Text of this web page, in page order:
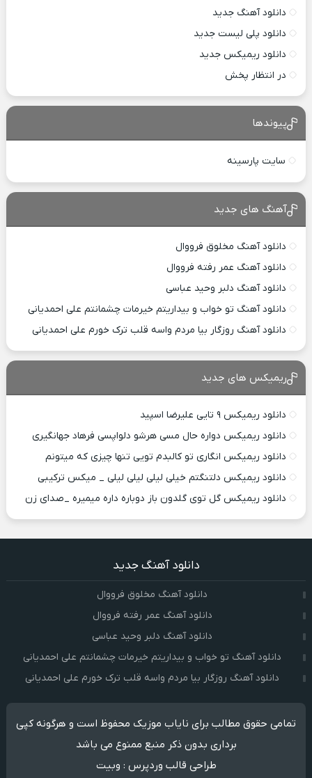
دانلود آهنگ جدید
دانلود پلی لیست جدید
دانلود ریمیکس جدید
در انتظار پخش
پیوندها
سایت پارسینه
آهنگ های جدید
دانلود آهنگ مخلوق فرووال
دانلود آهنگ عمر رفته فرووال
دانلود آهنگ دلبر وحید عباسی
دانلود آهنگ تو خواب و بیداریتم خیرمات چشمانتم علی احمدیانی
دانلود آهنگ روزگار بیا مردم واسه قلب ترک خورم علی احمدیانی
ریمیکس های جدید
دانلود ریمیکس ۹ تایی علیرضا اسپید
دانلود ریمیکس دواره حال مسی هرشو دلواپسی فرهاد جهانگیری
دانلود ریمیکس انگاری تو کالبدم تویی تنها چیزی که میتونم
دانلود ریمیکس دلتنگتم خیلی لیلی لیلی لیلی _ میکس ترکیبی
دانلود ریمیکس گل توی گلدون باز دوباره داره میمیره _صدای زن
دانلود آهنگ جدید
دانلود آهنگ مخلوق فرووال
دانلود آهنگ عمر رفته فرووال
دانلود آهنگ دلبر وحید عباسی
دانلود آهنگ تو خواب و بیداریتم خیرمات چشمانتم علی احمدیانی
دانلود آهنگ روزگار بیا مردم واسه قلب ترک خورم علی احمدیانی
تمامی حقوق مطالب برای نایاب موزیک محفوظ است و هرگونه کپی
برداری بدون ذکر منبع ممنوع می باشد
طراحی قالب وردپرس : وبیت